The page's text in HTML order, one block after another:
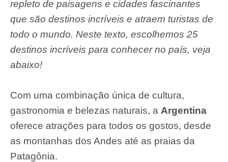
repleto de paisagens e cidades fascinantes
que são destinos incríveis e atraem turistas de
todo o mundo. Neste texto, escolhemos 25
destinos incríveis para conhecer no país, veja
abaixo!
Com uma combinação única de cultura,
gastronomia e belezas naturais, a Argentina
oferece atrações para todos os gostos, desde
as montanhas dos Andes até as praias da
Patagônia.